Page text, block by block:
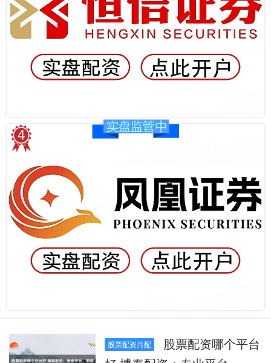
股票配资月配